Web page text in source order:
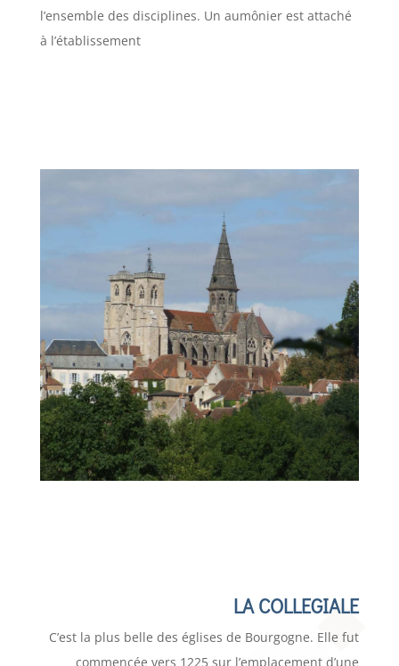
l’ensemble des disciplines. Un aumônier est attaché
à l’établissement
LA COLLEGIALE
C’est la plus belle des églises de Bourgogne. Elle fut
commencée vers 1225 sur l’emplacement d’une